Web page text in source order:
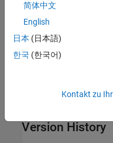
Extended
expand all
Generate C and
Version History
简体中文
English
日本 (日本語)
한국 (한국어)
Kontakt zu